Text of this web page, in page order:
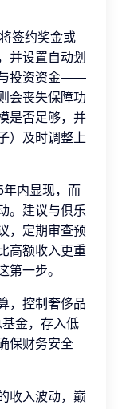
签约奖金或
并设置自动划
与投资资金——
会丧失保障功
是否足够，并
）及时调整上
内显现，而
。建议与俱乐
，定期审查预
高额收入更重
一步。
，控制奢侈品
金，存入低
保财务安全
收入波动，巅